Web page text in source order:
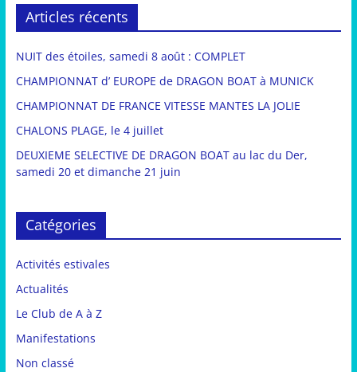
Articles récents
NUIT des étoiles, samedi 8 août : COMPLET
CHAMPIONNAT d’ EUROPE de DRAGON BOAT à MUNICK
CHAMPIONNAT DE FRANCE VITESSE MANTES LA JOLIE
CHALONS PLAGE, le 4 juillet
DEUXIEME SELECTIVE DE DRAGON BOAT au lac du Der,
samedi 20 et dimanche 21 juin
Catégories
Activités estivales
Actualités
Le Club de A à Z
Manifestations
Non classé